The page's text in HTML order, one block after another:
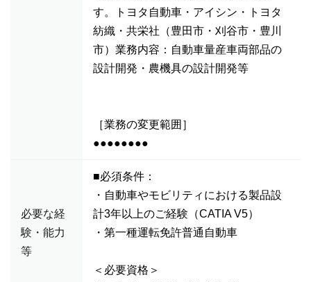
す。トヨタ自動車・アイシン・トヨタ
紡織・共栄社（豊田市・刈谷市・豊川
市）業務内容：自動車量産車両部品の
設計開発・農機具の設計開発等
［業務の変更範囲］
●●●●●●●●
必要な経
験・能力
等
■必須条件：
・自動車やモビリティにおける製品設
計3年以上のご経験（CATIA V5）
・第一種運転免許普通自動車
＜必要資格＞